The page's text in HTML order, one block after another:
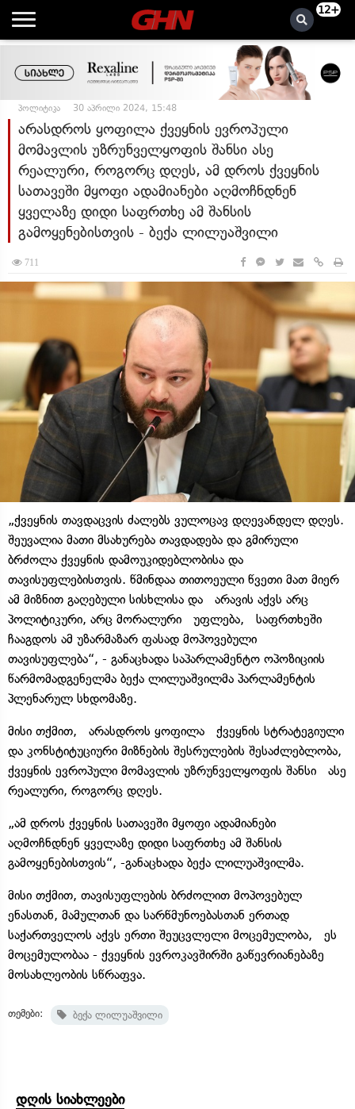
12+
პოლიტიკა 30 აპრილი 2024, 15:48
არასდროს ყოფილა ქვეყნის ევროპული
მომავლის უზრუნველყოფის შანსი ასე
რეალური, როგორც დღეს, ამ დროს ქვეყნის
სათავეში მყოფი ადამიანები აღმოჩნდნენ
ყველაზე დიდი საფრთხე ამ შანსის
გამოყენებისთვის - ბექა ლილუაშვილი
711
„ქვეყნის თავდაცვის ძალებს ვულოცავ დღევანდელ დღეს.
შეუვალია მათი მსახურება თავდადება და გმირული
ბრძოლა ქვეყნის დამოუკიდებლობისა და
თავისუფლებისთვის. წმინდაა თითოეული წვეთი მათ მიერ
ამ მიზნით გაღებული სისხლისა და არავის აქვს არც
პოლიტიკური, არც მორალური უფლება, საფრთხეში
ჩააგდოს ამ უზარმაზარ ფასად მოპოვებული
თავისუფლება“, - განაცხადა საპარლამენტო ოპოზიციის
წარმომადგენელმა ბექა ლილუაშვილმა პარლამენტის
პლენარულ სხდომაზე.
მისი თქმით, არასდროს ყოფილა ქვეყნის სტრატეგიული
და კონსტიტუციური მიზნების შესრულების შესაძლებლობა,
ქვეყნის ევროპული მომავლის უზრუნველყოფის შანსი ასე
რეალური, როგორც დღეს.
„ამ დროს ქვეყნის სათავეში მყოფი ადამიანები
აღმოჩნდნენ ყველაზე დიდი საფრთხე ამ შანსის
გამოყენებისთვის“, -განაცხადა ბექა ლილუაშვილმა.
მისი თქმით, თავისუფლების ბრძოლით მოპოვებულ
ენასთან, მამულთან და სარწმუნოებასთან ერთად
საქართველოს აქვს ერთი შეუცვლელი მოცემულობა, ეს
მოცემულობაა - ქვეყნის ევროკავშირში გაწევრიანებაზე
მოსახლეობის სწრაფვა.
თემები: ბექა ლილუაშვილი
დღის სიახლეები